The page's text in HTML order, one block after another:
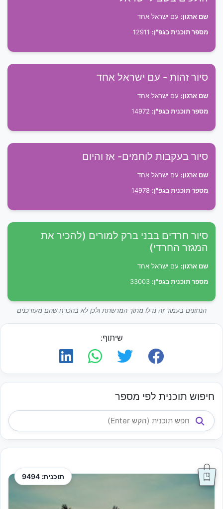
שם ארגון: עם ישראל אחד
מספר תוכנית בגפ"ן:
סיור זהות - עם ישראל אחד
שם ארגון: עם ישראל אחד
מספר תוכנית בגפ"ן:
סיור בעקבות לוחמים- אז והיום
שם ארגון: עם ישראל אחד
מספר תוכנית בגפ"ן:
סיור חרדים בבני ברק למורים (להכיר את
המגזר החרדי)
שם ארגון: עם ישראל אחד
מספר תוכנית בגפ"ן:
הנתונים בעמוד זה נדלו מתוך המרשתת ולכן לא בהכרח שהם מעודכנים
שיתוף:
חיפוש תוכנית לפי מספר
תוכנית: 9494